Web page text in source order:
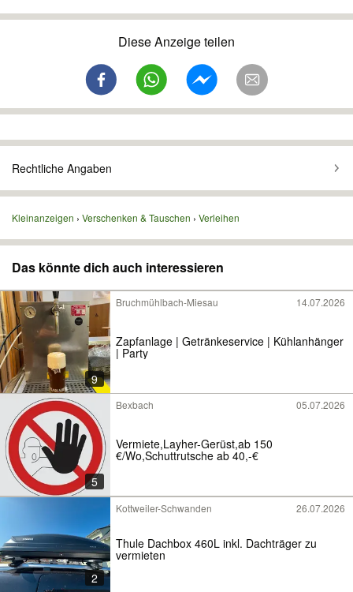
Diese Anzeige teilen
Rechtliche Angaben
Kleinanzeigen Verschenken & Tauschen Verleihen
Das könnte dich auch interessieren
9
Bruchmühlbach-Miesau 14.07.2026
Zapfanlage | Getränkeservice | Kühlanhänger
| Party
5
Bexbach 05.07.2026
Vermiete,Layher-Gerüst,ab 150
€/Wo,Schuttrutsche ab 40,-€
2
Kottweiler-Schwanden 26.07.2026
Thule Dachbox 460L inkl. Dachträger zu
vermieten